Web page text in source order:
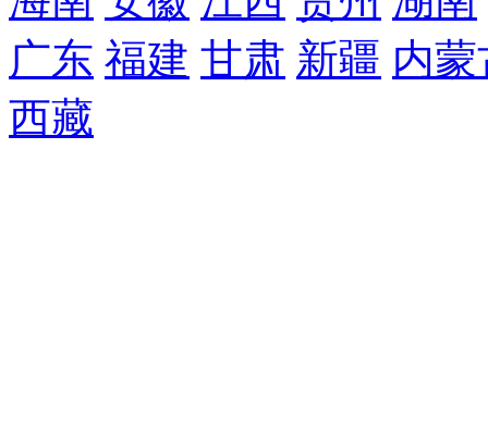
广东 福建 甘肃 新疆 内蒙
西藏